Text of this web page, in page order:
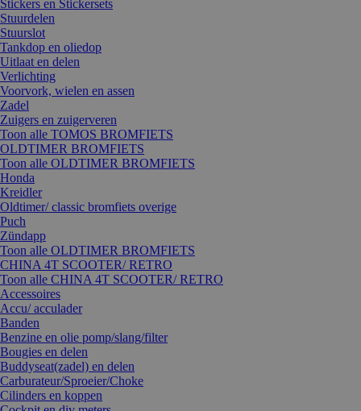
Stickers en Stickersets
Stuurdelen
Stuurslot
Tankdop en oliedop
Uitlaat en delen
Verlichting
Voorvork, wielen en assen
Zadel
Zuigers en zuigerveren
Toon alle TOMOS BROMFIETS
OLDTIMER BROMFIETS
Toon alle OLDTIMER BROMFIETS
Honda
Kreidler
Oldtimer/ classic bromfiets overige
Puch
Zündapp
Toon alle OLDTIMER BROMFIETS
CHINA 4T SCOOTER/ RETRO
Toon alle CHINA 4T SCOOTER/ RETRO
Accessoires
Accu/ acculader
Banden
Benzine en olie pomp/slang/filter
Bougies en delen
Buddyseat(zadel) en delen
Carburateur/Sproeier/Choke
Cilinders en koppen